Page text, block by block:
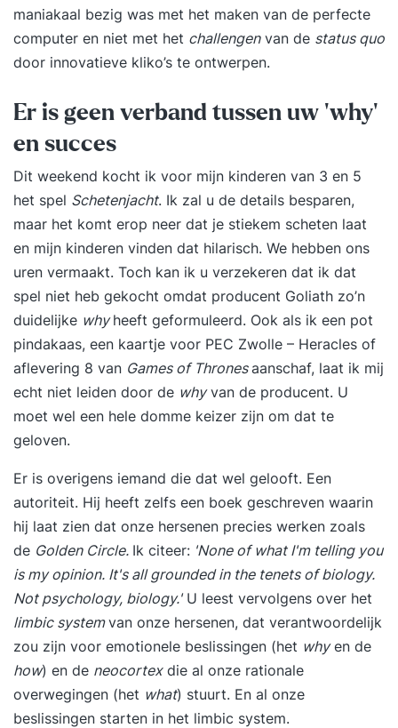
maniakaal bezig was met het maken van de perfecte
computer en niet met het challengenvan de status quo
door innovatieve kliko’s te ontwerpen.
Er is geen verband tussen uw ‘why’
en succes
Dit weekend kocht ik voor mijn kinderen van 3 en 5
het spel Schetenjacht. Ik zal u de details besparen,
maar het komt erop neer dat je stiekem scheten laat
en mijn kinderen vinden dat hilarisch. We hebben ons
uren vermaakt. Toch kan ik u verzekeren dat ik dat
spel niet heb gekocht omdat producent Goliath zo’n
duidelijke whyheeft geformuleerd. Ook als ik een pot
pindakaas, een kaartje voor PEC Zwolle – Heracles of
aflevering 8 van Games of Thronesaanschaf, laat ik mij
echt niet leiden door de whyvan de producent. U
moet wel een hele domme keizer zijn om dat te
geloven.
Er is overigens iemand die dat wel gelooft. Een
autoriteit. Hij heeft zelfs een boek geschreven waarin
hij laat zien dat onze hersenen precies werken zoals
de Golden Circle. Ik citeer: 'None of what I'm telling you
is my opinion. It's all grounded in the tenets of biology.
Not psychology, biology.'U leest vervolgens over het
limbic systemvan onze hersenen, dat verantwoordelijk
zou zijn voor emotionele beslissingen (het whyen de
how) en de neocortexdie al onze rationale
overwegingen (het what) stuurt. En al onze
beslissingen starten in het limbic system.